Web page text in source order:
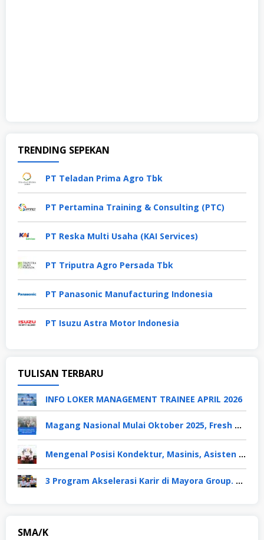
TRENDING SEPEKAN
PT Teladan Prima Agro Tbk
PT Pertamina Training & Consulting (PTC)
PT Reska Multi Usaha (KAI Services)
PT Triputra Agro Persada Tbk
PT Panasonic Manufacturing Indonesia
PT Isuzu Astra Motor Indonesia
TULISAN TERBARU
INFO LOKER MANAGEMENT TRAINEE APRIL 2026
Magang Nasional Mulai Oktober 2025, Fresh Graduate Dapat Gaji UMP Selama 6 Bulan
Mengenal Posisi Kondektur, Masinis, Asisten PPKA, Pemeliharaan Sarana dan Prasarana, Polsuska (Polisi Khusus Kereta Api), di PT KAI
3 Program Akselerasi Karir di Mayora Group. Apa Saja? Berikut Penjelasannya
SMA/K